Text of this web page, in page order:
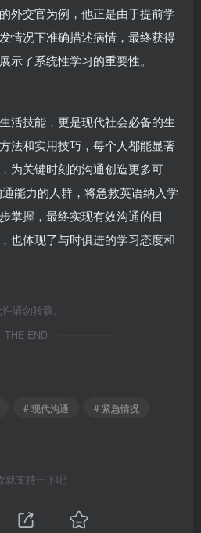
外交官为例，他正是由于提前学
情况下准确描述病情，最终获得
示了系统性学习的重要性。
活技能，更是现代社会必备的生
法和实用技巧，每个人都能显著
为关键时刻的沟通创造更多可
能力的人群，将急救英语纳入学
掌握，最终实现有效沟通的目
也体现了与时俱进的学习态度和
请勿转载。
THE END
# 现代沟通
# 紧急情况
就支持一下吧